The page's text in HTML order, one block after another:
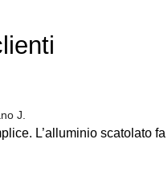
J.
L’alluminio scatolato